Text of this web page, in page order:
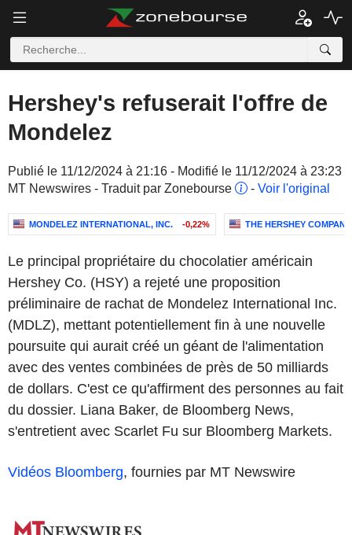
Hershey's refuserait l'offre de
Mondelez
Publié le 11/12/2024 à 21:16 - Modifié le 11/12/2024 à 23:23
MT Newswires - Traduit par Zonebourse
- Voir l'original
MONDELEZ INTERNATIONAL, INC. -0,22% THE HERSHEY COMPANY
Le principal propriétaire du chocolatier américain
Hershey Co. (HSY) a rejeté une proposition
préliminaire de rachat de Mondelez International Inc.
(MDLZ), mettant potentiellement fin à une nouvelle
poursuite qui aurait créé un géant de l'alimentation
avec des ventes combinées de près de 50 milliards
de dollars. C'est ce qu'affirment des personnes au fait
du dossier. Liana Baker, de Bloomberg News,
s'entretient avec Scarlet Fu sur Bloomberg Markets.
Vidéos Bloomberg, fournies par MT Newswire